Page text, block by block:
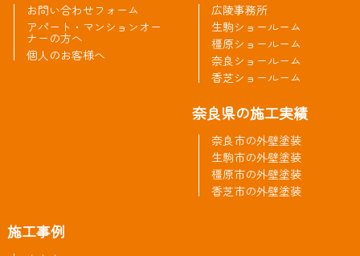
お問い合わせフォーム
アパート・マンションオー
ナーの方へ
個人のお客様へ
広陵事務所
生駒ショールーム
橿原ショールーム
奈良ショールーム
香芝ショールーム
奈良県の施工実績
奈良市の外壁塗装
生駒市の外壁塗装
橿原市の外壁塗装
香芝市の外壁塗装
施工事例